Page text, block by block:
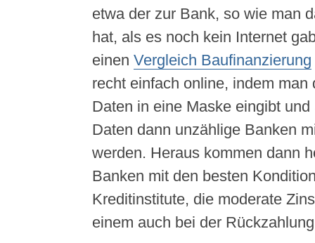
etwa der zur Bank, so wie man
hat, als es noch kein Internet
einen Vergleich Baufinanzierung
recht einfach online, indem man
Daten in eine Maske eingibt
Daten dann unzählige Banken
werden. Heraus kommen dann
Banken mit den besten
Kreditinstitute, die moderate
einem auch bei der